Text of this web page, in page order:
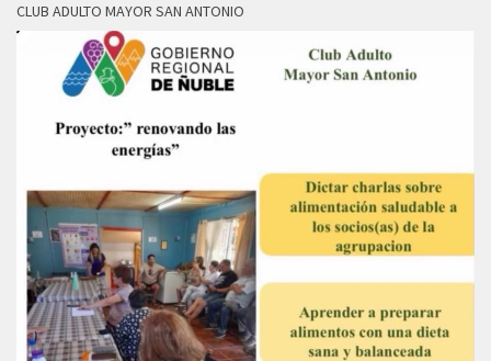
CLUB ADULTO MAYOR SAN ANTONIO